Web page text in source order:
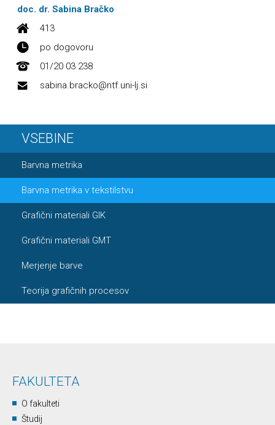
doc. dr. Sabina Bračko
413
po dogovoru
01/20 03 238
sabina.bracko@ntf.uni-lj.si
VSEBINE
Barvna metrika
Barvna metrika v tekstilstvu
Grafični materiali GIK
Grafični materiali GMT
Merjenje barve
Teorija grafičnih procesov
FAKULTETA
O fakulteti
Študij